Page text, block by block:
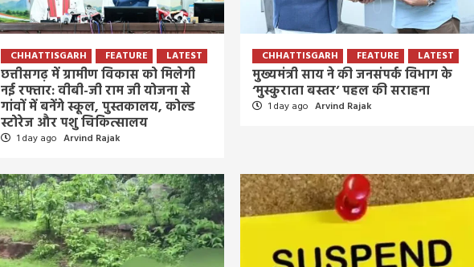
CHHATTISGARH FEATURE LATEST
छत्तीसगढ़ में ग्रामीण विकास को मिलेगी
नई रफ्तार: वीबी-जी राम जी योजना से
गांवों में बनेंगे स्कूल, पुस्तकालय, कोल्ड
स्टोरेज और पशु चिकित्सालय
1 day ago Arvind Rajak
CHHATTISGARH FEATURE LATEST
मुख्यमंत्री साय ने की जनसंपर्क विभाग के
‘मुस्कुराता बस्तर’ पहल की सराहना
1 day ago Arvind Rajak
दिग्गज पार्श्व गायिका जमुना रानी का निधन, 88 वर्ष की उम्र
में ली अंतिम सांस, 6000 से अधिक गीतों को दी थी
आवाज
6 days ago Arvind Rajak